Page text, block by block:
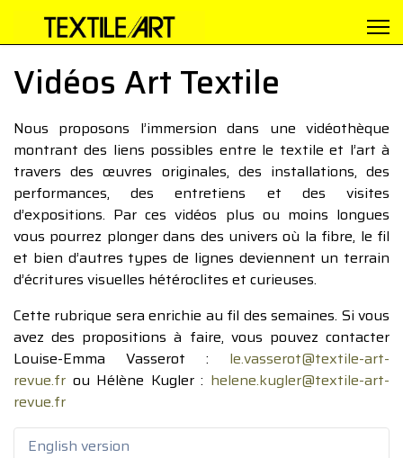
Vidéos Art Textile
Nous proposons l’immersion dans une vidéothèque
montrant des liens possibles entre le textile et l’art à
travers des œuvres originales, des installations, des
performances, des entretiens et des visites
d’expositions. Par ces vidéos plus ou moins longues
vous pourrez plonger dans des univers où la fibre, le fil
et bien d’autres types de lignes deviennent un terrain
d’écritures visuelles hétéroclites et curieuses.
Cette rubrique sera enrichie au fil des semaines. Si vous
avez des propositions à faire, vous pouvez contacter
Louise-Emma Vasserot : le.vasserot@textile-art-
revue.fr ou Hélène Kugler : helene.kugler@textile-art-
revue.fr
English version